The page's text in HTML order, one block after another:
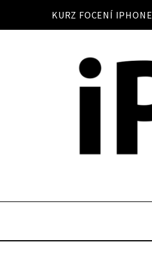
KURZ FOCENÍ IPHONE